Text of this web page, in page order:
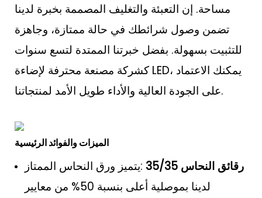
مساحة. إن التعبئة والتغليف المصممة بخبرة لدينا
تضمن وصول شرائطك في حالة ممتازة، وجاهزة
للتثبيت بسهولة. بفضل خبرتنا الممتدة لتسع سنوات
كشركة مصنعة محترفة لإضاءة LED، يمكنك الاعتماد
على الجودة العالية والأداء طويل الأمد لمنتجاتنا.
الميزات والفوائد الرئيسية
رقائق النحاس 35/35
:يتميز ورق النحاس الممتاز
لدينا بموصلية أعلى بنسبة 50% من معايير